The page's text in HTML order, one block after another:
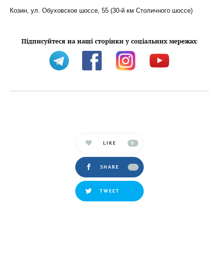
Козин, ул. Обуховское шоссе, 55 (30-й км Столичного шоссе)
Підписуйтеся на наші сторінки у соціальних мережах:
LIKE 0
SHARE
TWEET